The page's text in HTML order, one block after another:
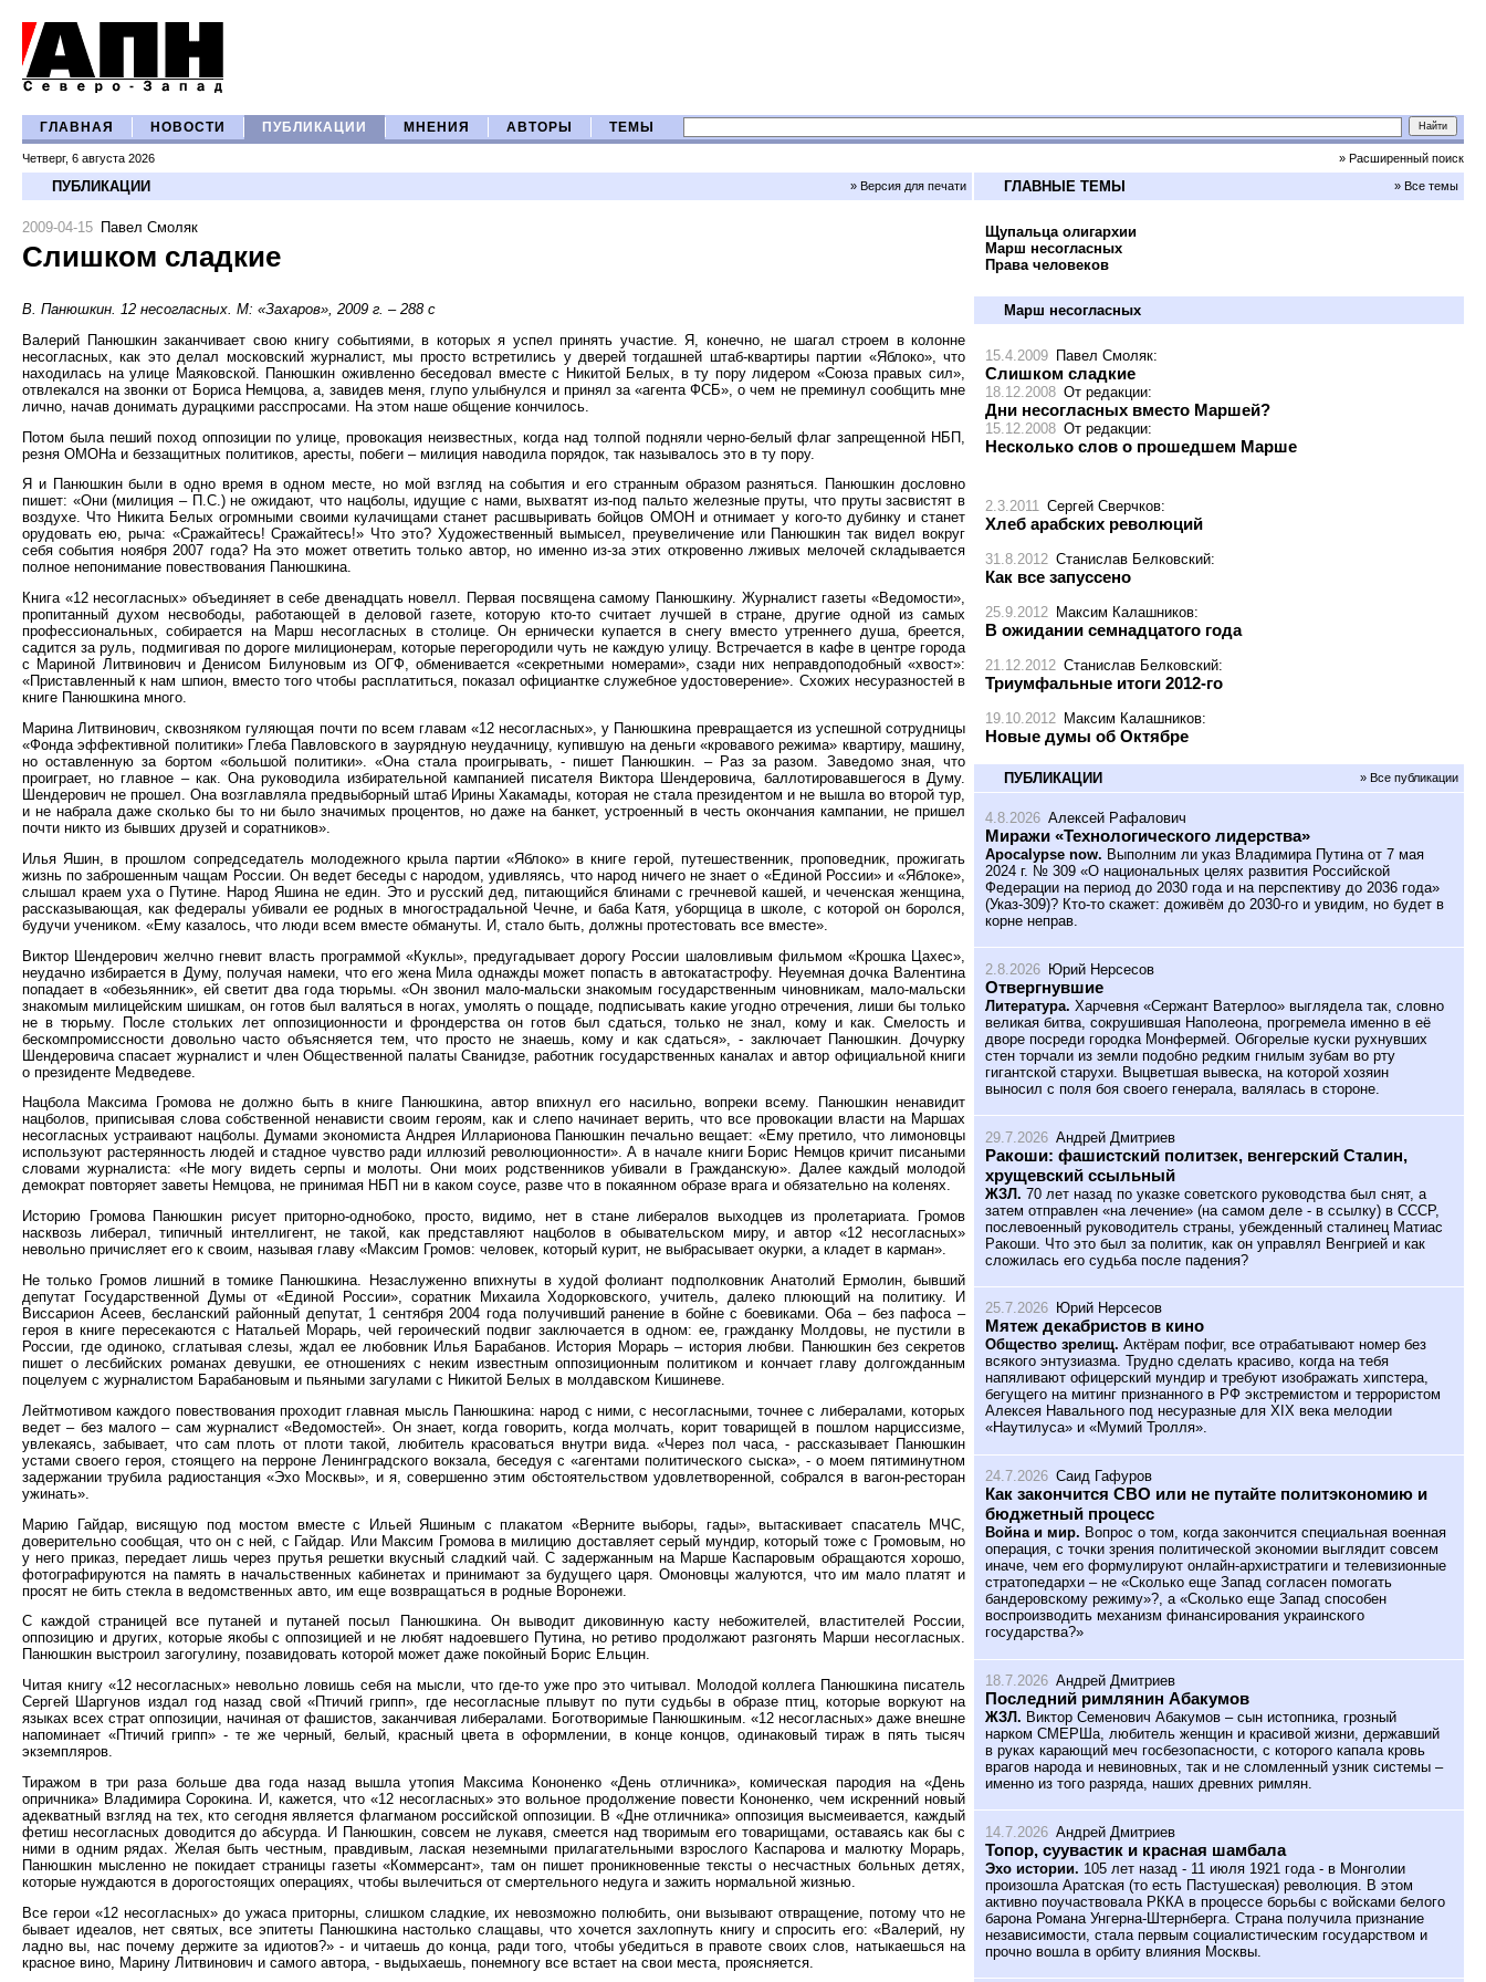
ГЛАВНАЯ НОВОСТИ ПУБЛИКАЦИИ МНЕНИЯ АВТОРЫ ТЕМЫ
Четверг, 6 августа 2026 » Расширенный поиск
ПУБЛИКАЦИИ » Версия для печати
2009-04-15 Павел Смоляк
Слишком сладкие
В. Панюшкин. 12 несогласных. М: «Захаров», 2009 г. – 288 с
Валерий Панюшкин заканчивает свою книгу событиями, в которых я успел принять участие. Я, конечно, не шагал строем в колонне
несогласных, как это делал московский журналист, мы просто встретились у дверей тогдашней штаб-квартиры партии «Яблоко», что
находилась на улице Маяковской. Панюшкин оживленно беседовал вместе с Никитой Белых, в ту пору лидером «Союза правых сил»,
отвлекался на звонки от Бориса Немцова, а, завидев меня, глупо улыбнулся и принял за «агента ФСБ», о чем не преминул сообщить мне
лично, начав донимать дурацкими расспросами. На этом наше общение кончилось.
Потом была пеший поход оппозиции по улице, провокация неизвестных, когда над толпой подняли черно-белый флаг запрещенной НБП,
резня ОМОНа и беззащитных политиков, аресты, побеги – милиция наводила порядок, так называлось это в ту пору.
Я и Панюшкин были в одно время в одном месте, но мой взгляд на события и его странным образом разняться. Панюшкин дословно
пишет: «Они (милиция – П.С.) не ожидают, что нацболы, идущие с нами, выхватят из-под пальто железные пруты, что пруты засвистят в
воздухе. Что Никита Белых огромными своими кулачищами станет расшвыривать бойцов ОМОН и отнимает у кого-то дубинку и станет
орудовать ею, рыча: «Сражайтесь! Сражайтесь!» Что это? Художественный вымысел, преувеличение или Панюшкин так видел вокруг
себя события ноября 2007 года? На это может ответить только автор, но именно из-за этих откровенно лживых мелочей складывается
полное непонимание повествования Панюшкина.
Книга «12 несогласных» объединяет в себе двенадцать новелл. Первая посвящена самому Панюшкину. Журналист газеты «Ведомости»,
пропитанный духом несвободы, работающей в деловой газете, которую кто-то считает лучшей в стране, другие одной из самых
профессиональных, собирается на Марш несогласных в столице. Он ернически купается в снегу вместо утреннего душа, бреется,
садится за руль, подмигивая по дороге милиционерам, которые перегородили чуть не каждую улицу. Встречается в кафе в центре города
с Мариной Литвинович и Денисом Билуновым из ОГФ, обменивается «секретными номерами», сзади них неправдоподобный «хвост»:
«Приставленный к нам шпион, вместо того чтобы расплатиться, показал официантке служебное удостоверение». Схожих несуразностей в
книге Панюшкина много.
Марина Литвинович, сквозняком гуляющая почти по всем главам «12 несогласных», у Панюшкина превращается из успешной сотрудницы
«Фонда эффективной политики» Глеба Павловского в заурядную неудачницу, купившую на деньги «кровавого режима» квартиру, машину,
но оставленную за бортом «большой политики». «Она стала проигрывать, - пишет Панюшкин. – Раз за разом. Заведомо зная, что
проиграет, но главное – как. Она руководила избирательной кампанией писателя Виктора Шендеровича, баллотировавшегося в Думу.
Шендерович не прошел. Она возглавляла предвыборный штаб Ирины Хакамады, которая не стала президентом и не вышла во второй тур,
и не набрала даже сколько бы то ни было значимых процентов, но даже на банкет, устроенный в честь окончания кампании, не пришел
почти никто из бывших друзей и соратников».
Илья Яшин, в прошлом сопредседатель молодежного крыла партии «Яблоко» в книге герой, путешественник, проповедник, прожигать
жизнь по заброшенным чащам России. Он ведет беседы с народом, удивляясь, что народ ничего не знает о «Единой России» и «Яблоке»,
слышал краем уха о Путине. Народ Яшина не един. Это и русский дед, питающийся блинами с гречневой кашей, и чеченская женщина,
рассказывающая, как федералы убивали ее родных в многострадальной Чечне, и баба Катя, уборщица в школе, с которой он боролся,
будучи учеником. «Ему казалось, что люди всем вместе обмануты. И, стало быть, должны протестовать все вместе».
Виктор Шендерович желчно гневит власть программой «Куклы», предугадывает дорогу России шаловливым фильмом «Крошка Цахес»,
неудачно избирается в Думу, получая намеки, что его жена Мила однажды может попасть в автокатастрофу. Неуемная дочка Валентина
попадает в «обезьянник», ей светит два года тюрьмы. «Он звонил мало-мальски знакомым государственным чиновникам, мало-мальски
знакомым милицейским шишкам, он готов был валяться в ногах, умолять о пощаде, подписывать какие угодно отречения, лиши бы только
не в тюрьму. После стольких лет оппозиционности и фрондерства он готов был сдаться, только не знал, кому и как. Смелость и
бескомпромиссности довольно часто объясняется тем, что просто не знаешь, кому и как сдаться», - заключает Панюшкин. Дочурку
Шендеровича спасает журналист и член Общественной палаты Сванидзе, работник государственных каналах и автор официальной книги
о президенте Медведеве.
Нацбола Максима Громова не должно быть в книге Панюшкина, автор впихнул его насильно, вопреки всему. Панюшкин ненавидит
нацболов, приписывая слова собственной ненависти своим героям, как и слепо начинает верить, что все провокации власти на Маршах
несогласных устраивают нацболы. Думами экономиста Андрея Илларионова Панюшкин печально вещает: «Ему претило, что лимоновцы
используют растерянность людей и стадное чувство ради иллюзий революционности». А в начале книги Борис Немцов кричит писаными
словами журналиста: «Не могу видеть серпы и молоты. Они моих родственников убивали в Гражданскую». Далее каждый молодой
демократ повторяет заветы Немцова, не принимая НБП ни в каком соусе, разве что в покаянном образе врага и обязательно на коленях.
Историю Громова Панюшкин рисует приторно-однобоко, просто, видимо, нет в стане либералов выходцев из пролетариата. Громов
насквозь либерал, типичный интеллигент, не такой, как представляют нацболов в обывательском миру, и автор «12 несогласных»
невольно причисляет его к своим, называя главу «Максим Громов: человек, который курит, не выбрасывает окурки, а кладет в карман».
Не только Громов лишний в томике Панюшкина. Незаслуженно впихнуты в худой фолиант подполковник Анатолий Ермолин, бывший
депутат Государственной Думы от «Единой России», соратник Михаила Ходорковского, учитель, далеко плюющий на политику. И
Виссарион Асеев, бесланский районный депутат, 1 сентября 2004 года получивший ранение в бойне с боевиками. Оба – без пафоса –
героя в книге пересекаются с Натальей Морарь, чей героический подвиг заключается в одном: ее, гражданку Молдовы, не пустили в
России, где одиноко, сглатывая слезы, ждал ее любовник Илья Барабанов. История Морарь – история любви. Панюшкин без секретов
пишет о лесбийских романах девушки, ее отношениях с неким известным оппозиционным политиком и кончает главу долгожданным
поцелуем с журналистом Барабановым и пьяными загулами с Никитой Белых в молдавском Кишиневе.
Лейтмотивом каждого повествования проходит главная мысль Панюшкина: народ с ними, с несогласными, точнее с либералами, которых
ведет – без малого – сам журналист «Ведомостей». Он знает, когда говорить, когда молчать, корит товарищей в пошлом нарциссизме,
увлекаясь, забывает, что сам плоть от плоти такой, любитель красоваться внутри вида. «Через пол часа, - рассказывает Панюшкин
устами своего героя, стоящего на перроне Ленинградского вокзала, беседуя с «агентами политического сыска», - о моем пятиминутном
задержании трубила радиостанция «Эхо Москвы», и я, совершенно этим обстоятельством удовлетворенной, собрался в вагон-ресторан
ужинать».
Марию Гайдар, висящую под мостом вместе с Ильей Яшиным с плакатом «Верните выборы, гады», вытаскивает спасатель МЧС,
доверительно сообщая, что он с ней, с Гайдар. Или Максим Громова в милицию доставляет серый мундир, который тоже с Громовым, но
у него приказ, передает лишь через прутья решетки вкусный сладкий чай. С задержанным на Марше Каспаровым обращаются хорошо,
фотографируются на память в начальственных кабинетах и принимают за будущего царя. Омоновцы жалуются, что им мало платят и
просят не бить стекла в ведомственных авто, им еще возвращаться в родные Воронежи.
С каждой страницей все путаней и путаней посыл Панюшкина. Он выводит диковинную касту небожителей, властителей России,
оппозицию и других, которые якобы с оппозицией и не любят надоевшего Путина, но ретиво продолжают разгонять Марши несогласных.
Панюшкин выстроил загогулину, позавидовать которой может даже покойный Борис Ельцин.
Читая книгу «12 несогласных» невольно ловишь себя на мысли, что где-то уже про это читывал. Молодой коллега Панюшкина писатель
Сергей Шаргунов издал год назад свой «Птичий грипп», где несогласные плывут по пути судьбы в образе птиц, которые воркуют на
языках всех страт оппозиции, начиная от фашистов, заканчивая либералами. Боготворимые Панюшкиным. «12 несогласных» даже внешне
напоминает «Птичий грипп» - те же черный, белый, красный цвета в оформлении, в конце концов, одинаковый тираж в пять тысяч
экземпляров.
Тиражом в три раза больше два года назад вышла утопия Максима Кононенко «День отличника», комическая пародия на «День
опричника» Владимира Сорокина. И, кажется, что «12 несогласных» это вольное продолжение повести Кононенко, чем искренний новый
адекватный взгляд на тех, кто сегодня является флагманом российской оппозиции. В «Дне отличника» оппозиция высмеивается, каждый
фетиш несогласных доводится до абсурда. И Панюшкин, совсем не лукавя, смеется над творимым его товарищами, оставаясь как бы с
ними в одним рядах. Желая быть честным, правдивым, лаская неземными прилагательными взрослого Каспарова и малютку Морарь,
Панюшкин мысленно не покидает страницы газеты «Коммерсант», там он пишет проникновенные тексты о несчастных больных детях,
которые нуждаются в дорогостоящих операциях, чтобы вылечиться от смертельного недуга и зажить нормальной жизнью.
Все герои «12 несогласных» до ужаса приторны, слишком сладкие, их невозможно полюбить, они вызывают отвращение, потому что не
бывает идеалов, нет святых, все эпитеты Панюшкина настолько слащавы, что хочется захлопнуть книгу и спросить его: «Валерий, ну
ладно вы, нас почему держите за идиотов?» - и читаешь до конца, ради того, чтобы убедиться в правоте своих слов, натыкаешься на
красное вино, Марину Литвинович и самого автора, - выдыхаешь, понемногу все встает на свои места, проясняется.
ГЛАВНЫЕ ТЕМЫ » Все темы
Щупальца олигархии
Марш несогласных
Права человеков
Марш несогласных
15.4.2009 Павел Смоляк:
Слишком сладкие
18.12.2008 От редакции:
Дни несогласных вместо Маршей?
15.12.2008 От редакции:
Несколько слов о прошедшем Марше
2.3.2011 Сергей Сверчков:
Хлеб арабских революций
31.8.2012 Станислав Белковский:
Как все запуссено
25.9.2012 Максим Калашников:
В ожидании семнадцатого года
21.12.2012 Станислав Белковский:
Триумфальные итоги 2012-го
19.10.2012 Максим Калашников:
Новые думы об Октябре
ПУБЛИКАЦИИ » Все публикации
4.8.2026 Алексей Рафалович
Миражи «Технологического лидерства»
Apocalypse now. Выполним ли указ Владимира Путина от 7 мая
2024 г. № 309 «О национальных целях развития Российской
Федерации на период до 2030 года и на перспективу до 2036 года»
(Указ-309)? Кто-то скажет: доживём до 2030-го и увидим, но будет в
корне неправ.
2.8.2026 Юрий Нерсесов
Отвергнувшие
Литература. Харчевня «Сержант Ватерлоо» выглядела так, словно
великая битва, сокрушившая Наполеона, прогремела именно в её
дворе посреди городка Монфермей. Обгорелые куски рухнувших
стен торчали из земли подобно редким гнилым зубам во рту
гигантской старухи. Выцветшая вывеска, на которой хозяин
выносил с поля боя своего генерала, валялась в стороне.
29.7.2026 Андрей Дмитриев
Ракоши: фашистский политзек, венгерский Сталин,
хрущевский ссыльный
ЖЗЛ. 70 лет назад по указке советского руководства был снят, а
затем отправлен «на лечение» (на самом деле - в ссылку) в СССР,
послевоенный руководитель страны, убежденный сталинец Матиас
Ракоши. Что это был за политик, как он управлял Венгрией и как
сложилась его судьба после падения?
25.7.2026 Юрий Нерсесов
Мятеж декабристов в кино
Общество зрелищ. Актёрам пофиг, все отрабатывают номер без
всякого энтузиазма. Трудно сделать красиво, когда на тебя
напяливают офицерский мундир и требуют изображать хипстера,
бегущего на митинг признанного в РФ экстремистом и террористом
Алексея Навального под несуразные для XIX века мелодии
«Наутилуса» и «Мумий Тролля».
24.7.2026 Саид Гафуров
Как закончится СВО или не путайте политэкономию и
бюджетный процесс
Война и мир. Вопрос о том, когда закончится специальная военная
операция, с точки зрения политической экономии выглядит совсем
иначе, чем его формулируют онлайн-архистратиги и телевизионные
стратопедархи – не «Сколько еще Запад согласен помогать
бандеровскому режиму»?, а «Сколько еще Запад способен
воспроизводить механизм финансирования украинского
государства?»
18.7.2026 Андрей Дмитриев
Последний римлянин Абакумов
ЖЗЛ. Виктор Семенович Абакумов – сын истопника, грозный
нарком СМЕРШа, любитель женщин и красивой жизни, державший
в руках карающий меч госбезопасности, с которого капала кровь
врагов народа и невиновных, так и не сломленный узник системы –
именно из того разряда, наших древних римлян.
14.7.2026 Андрей Дмитриев
Топор, суувастик и красная шамбала
Эхо истории. 105 лет назад - 11 июля 1921 года - в Монголии
произошла Аратская (то есть Пастушеская) революция. В этом
активно поучаствовала РККА в процессе борьбы с войсками белого
барона Романа Унгерна-Штернберга. Страна получила признание
независимости, стала первым социалистическим государством и
прочно вошла в орбиту влияния Москвы.